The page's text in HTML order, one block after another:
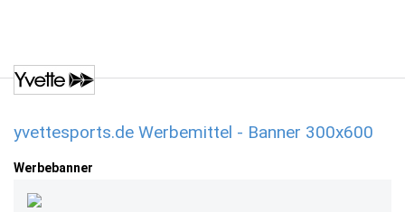
yvettesports.de Werbemittel - Banner 300x600
Werbebanner